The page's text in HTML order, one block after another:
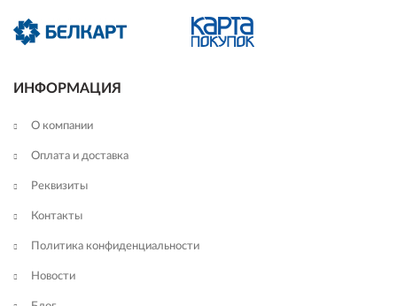
ИНФОРМАЦИЯ
О компании
Оплата и доставка
Реквизиты
Контакты
Политика конфиденциальности
Новости